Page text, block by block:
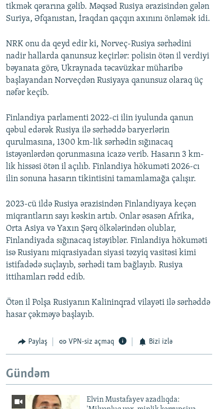
tikmək qərarına gəlib. Məqsəd Rusiya ərazisindən gələn
Suriya, Əfqanıstan, İraqdan qaçqın axınını önləmək idi.
NRK onu da qeyd edir ki, Norveç-Rusiya sərhədini
nadir hallarda qanunsuz keçirlər: polisin ötən il verdiyi
bəyanata görə, Ukraynada təcavüzkar müharibə
başlayandan Norveçdən Rusiyaya qanunsuz olaraq üç
nəfər keçib.
Finlandiya parlamenti 2022-ci ilin iyulunda qanun
qəbul edərək Rusiya ilə sərhəddə baryerlərin
qurulmasına, 1300 km-lik sərhədin sığınacaq
istəyənlərdən qorunmasına icazə verib. Hasarın 3 km-
lik hissəsi ötən il açılıb. Finlandiya hökuməti 2026-cı
ilin sonuna hasarın tikintisini tamamlamağa çalışır.
2023-cü ildə Rusiya ərazisindən Finlandiyaya keçən
miqrantların sayı kəskin artıb. Onlar əsasən Afrika,
Orta Asiya və Yaxın Şərq ölkələrindən olublar,
Finlandiyada sığınacaq istəyiblər. Finlandiya hökuməti
isə Rusiyanı miqrasiyadan siyasi təzyiq vasitəsi kimi
istifadədə suçlayıb, sərhədi tam bağlayıb. Rusiya
ittihamları rədd edib.
Ötən il Polşa Rusiyanın Kalininqrad vilayəti ilə sərhəddə
hasar çəkməyə başlayıb.
Paylaş VPN-siz açmaq Bizi izlə
Gündəm
Elvin Mustafayev azadlıqda: